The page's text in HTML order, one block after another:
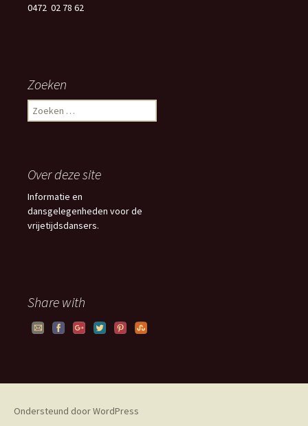
0472 02 78 62
Zoeken
o
n
n
a
a
Over deze site
Informatie en
dansgelegenheden voor de
vrijetijdsdansers.
Share with
Ondersteund door WordPress